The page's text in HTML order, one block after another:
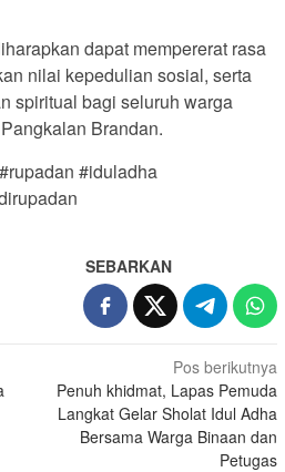
dapat mempererat rasa
nilai kepedulian sosial, serta
spiritual bagi seluruh warga
Brandan.
#iduladha
SEBARKAN
Pos berikutnya
Penuh khidmat, Lapas Pemuda
Langkat Gelar Sholat Idul Adha
Bersama Warga Binaan dan
Petugas